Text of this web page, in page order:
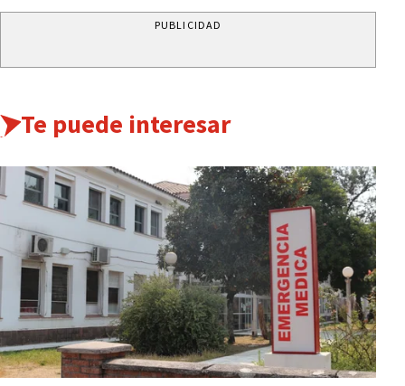
PUBLICIDAD
Te puede interesar